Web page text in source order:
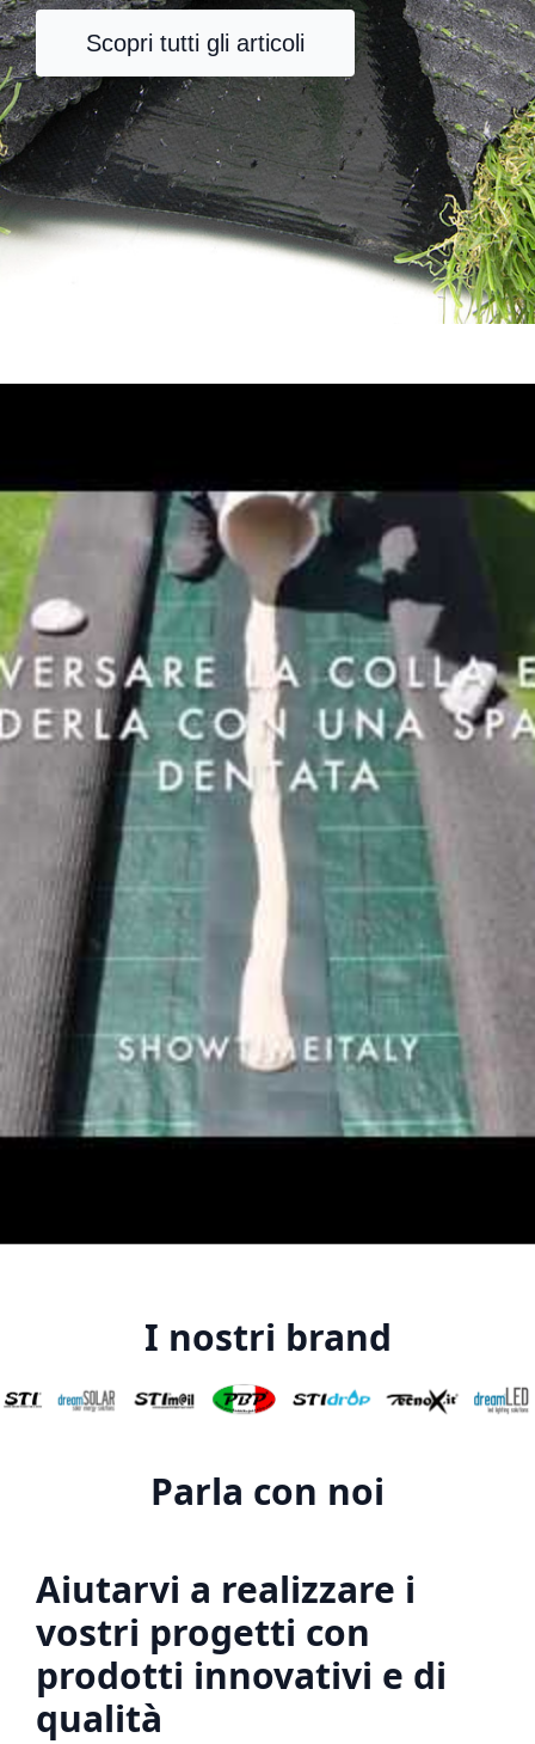
Scopri tutti gli articoli
I nostri brand
Parla con noi
Aiutarvi a realizzare i
vostri progetti con
prodotti innovativi e di
qualità